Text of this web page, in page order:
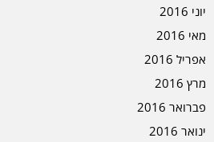
יוני 2016
מאי 2016
אפריל 2016
מרץ 2016
פברואר 2016
ינואר 2016